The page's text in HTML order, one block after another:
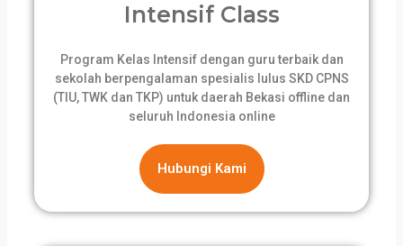
Intensif Class
Program Kelas Intensif dengan guru terbaik dan
sekolah berpengalaman spesialis lulus SKD CPNS
(TIU, TWK dan TKP) untuk daerah Bekasi offline dan
seluruh Indonesia online
Hubungi Kami